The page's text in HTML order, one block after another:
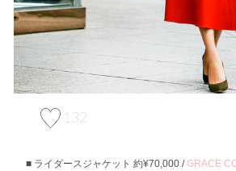
132
ライダースジャケット 約¥70,000 /GRACE